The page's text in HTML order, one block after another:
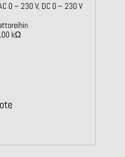
0 – 230V, DC 0 – 230 V
kΩ